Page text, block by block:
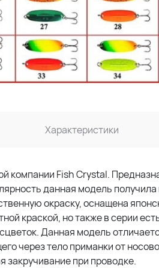
Характеристики
компании Fish Crystal.
данная модель
окраску, оснащена
краской, но также в серии
Данная модель
через тело приманки от
закручивание при проводке.